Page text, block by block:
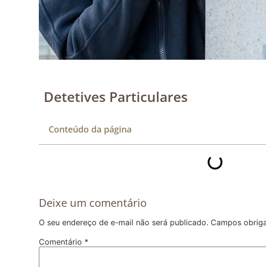
Detetives Particulares
Conteúdo da página
Deixe um comentário
O seu endereço de e-mail não será publicado. Campos
Comentário *